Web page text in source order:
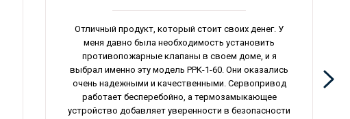
Отличный продукт, который стоит своих денег. У
меня давно была необходимость установить
противопожарные клапаны в своем доме, и я
выбрал именно эту модель PPK-1-60. Они оказались
очень надежными и качественными. Сервопривод
работает бесперебойно, а термозамыкающее
устройство добавляет уверенности в безопасности